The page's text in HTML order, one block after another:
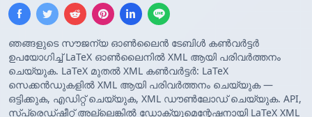
ഞങ്ങളുടെ സൗജന്യ ഓൺലൈൻ ടേബിൾ കൺവർട്ടർ
ഉപയോഗിച്ച് LaTeX ഓൺലൈനിൽ XML ആയി പരിവർത്തനം
ചെയ്യുക. LaTeX മുതൽ XML കൺവർട്ടർ: LaTeX
സെക്കൻഡുകളിൽ XML ആയി പരിവർത്തനം ചെയ്യുക —
ഒട്ടിക്കുക, എഡിറ്റ് ചെയ്യുക, XML ഡൗൺലോഡ് ചെയ്യുക. API,
സ്പ്രെഡ്ഷീറ്റ് അല്ലെങ്കിൽ ഡോക്യുമെന്റേഷനായി LaTeX XML